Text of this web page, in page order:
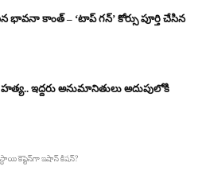
భావనా కాంత్ – ‘టాప్ గన్’ కోర్సు పూర్తి చేసిన
ఇద్దరు అనుమానితులు అదుపులోకి